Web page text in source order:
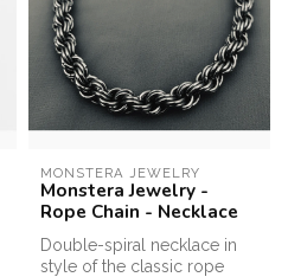
MONSTERA JEWELRY
Monstera Jewelry -
Rope Chain - Necklace
Double-spiral necklace in
style of the classic rope